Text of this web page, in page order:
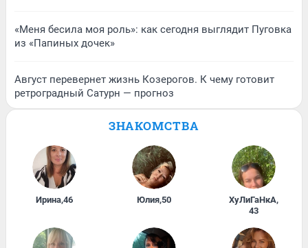
«Меня бесила моя роль»: как сегодня выглядит Пуговка
из «Папиных дочек»
Август перевернет жизнь Козерогов. К чему готовит
ретроградный Сатурн — прогноз
ЗНАКОМСТВА
Ирина,46 Юлия,50 ХуЛиГаНкА,
43